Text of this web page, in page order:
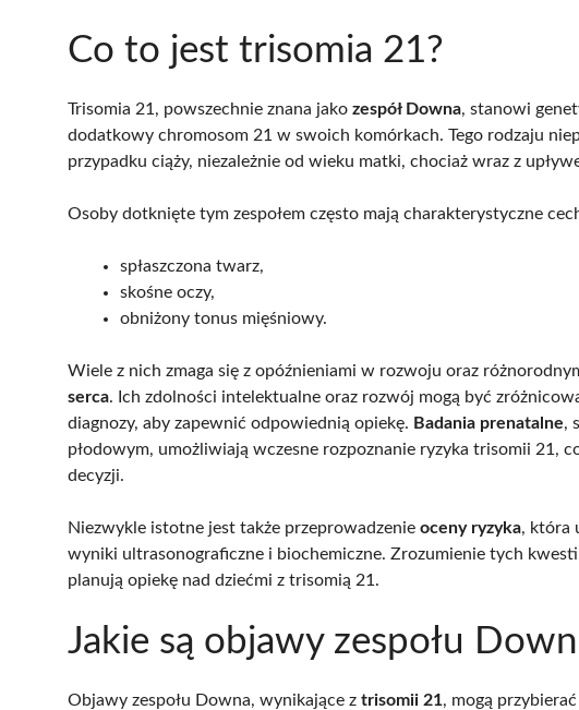
Co to jest trisomia 21?
Trisomia 21, powszechnie znana jako zespół Downa, stanowi
dodatkowy chromosom 21 w swoich komórkach. Tego rodzaju
przypadku ciąży, niezależnie od wieku matki, chociaż wraz z
Osoby dotknięte tym zespołem często mają charakterystyczne
spłaszczona twarz,
skośne oczy,
obniżony tonus mięśniowy.
Wiele z nich zmaga się z opóźnieniami w rozwoju oraz
serca. Ich zdolności intelektualne oraz rozwój mogą być
diagnozy, aby zapewnić odpowiednią opiekę. Badania prenatalne,
płodowym, umożliwiają wczesne rozpoznanie ryzyka trisomii 21,
decyzji.
Niezwykle istotne jest także przeprowadzenie oceny ryzyka, która
wyniki ultrasonograficzne i biochemiczne. Zrozumienie tych
planują opiekę nad dziećmi z trisomią 21.
Jakie są objawy zespołu
Objawy zespołu Downa, wynikające z trisomii 21, mogą